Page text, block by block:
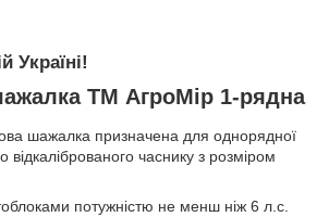
Україні!
ТМ АгроМір 1-рядна
шажалка призначена для однорядної
часнику з розміром
потужністю не менш ніж 6 л.с.